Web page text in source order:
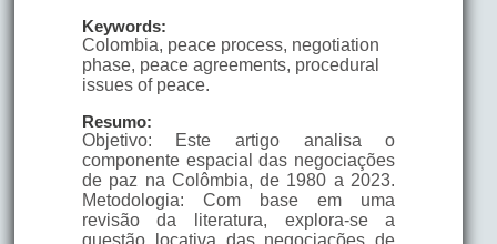
Keywords:
Colombia, peace process, negotiation
phase, peace agreements, procedural
issues of peace.
Resumo:
Objetivo: Este artigo analisa o
componente espacial das negociações
de paz na Colômbia, de 1980 a 2023.
Metodologia: Com base em uma
revisão da literatura, explora-se a
questão locativa das negociações de